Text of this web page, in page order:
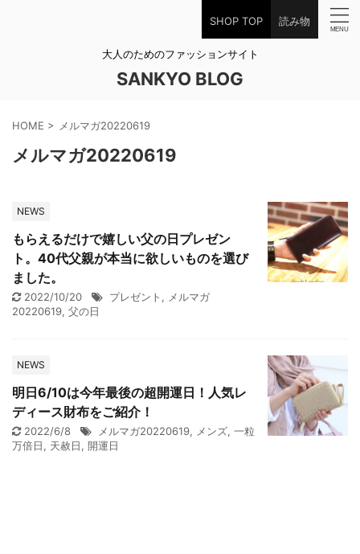
SHOP TOP 読み物
大人のためのファッションサイト
SANKYO BLOG
HOME > メルマガ20220619
メルマガ20220619
NEWS
もらえるだけで嬉しい父の日プレゼン
ト。40代父親が本当に欲しいものを選び
ました。
2022/10/20 プレゼント , メルマガ
20220619, 父の日
NEWS
明日6/10は今年最後の超開運日！人気レ
ディース財布をご紹介！
2022/6/8 メルマガ20220619, メンズ, 一粒
万倍日, 天赦日, 開運日